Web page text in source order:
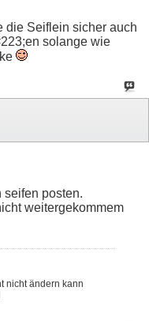
die Seiflein sicher auch
solange wie
seifen posten.
weitergekommem
nicht ändern kann